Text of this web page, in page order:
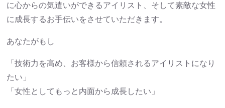
に心からの気遣いができるアイリスト、そして素敵な女性
に成長するお手伝いをさせていただきます。
あなたがもし
「技術力を高め、お客様から信頼されるアイリストになり
たい」
「女性としてもっと内面から成長したい」